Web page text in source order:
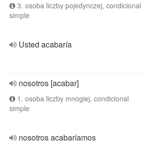
3. osoba liczby pojedynczej, condicional
simple
Usted acabaría
nosotros [acabar]
1. osoba liczby mnogiej, condicional
simple
nosotros acabaríamos